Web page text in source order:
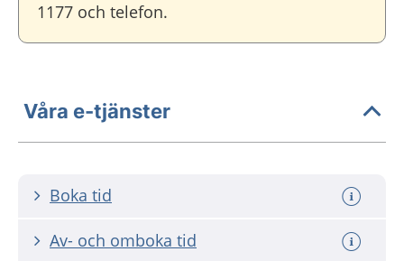
1177 och telefon.
Våra e-tjänster
Boka tid
Av- och omboka tid